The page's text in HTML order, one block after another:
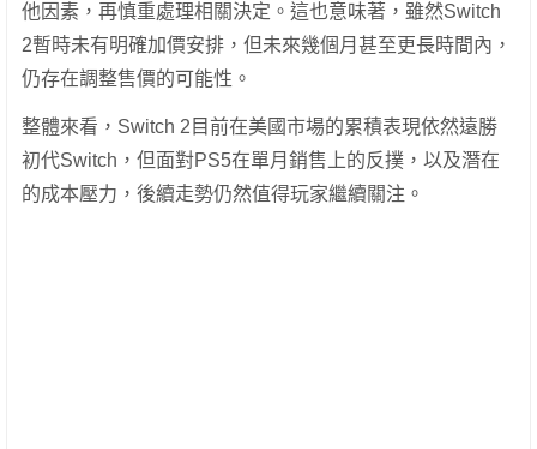
他因素，再慎重處理相關決定。這也意味著，雖然Switch
2暫時未有明確加價安排，但未來幾個月甚至更長時間內，
仍存在調整售價的可能性。
整體來看，Switch 2目前在美國市場的累積表現依然遠勝
初代Switch，但面對PS5在單月銷售上的反撲，以及潛在
的成本壓力，後續走勢仍然值得玩家繼續關注。